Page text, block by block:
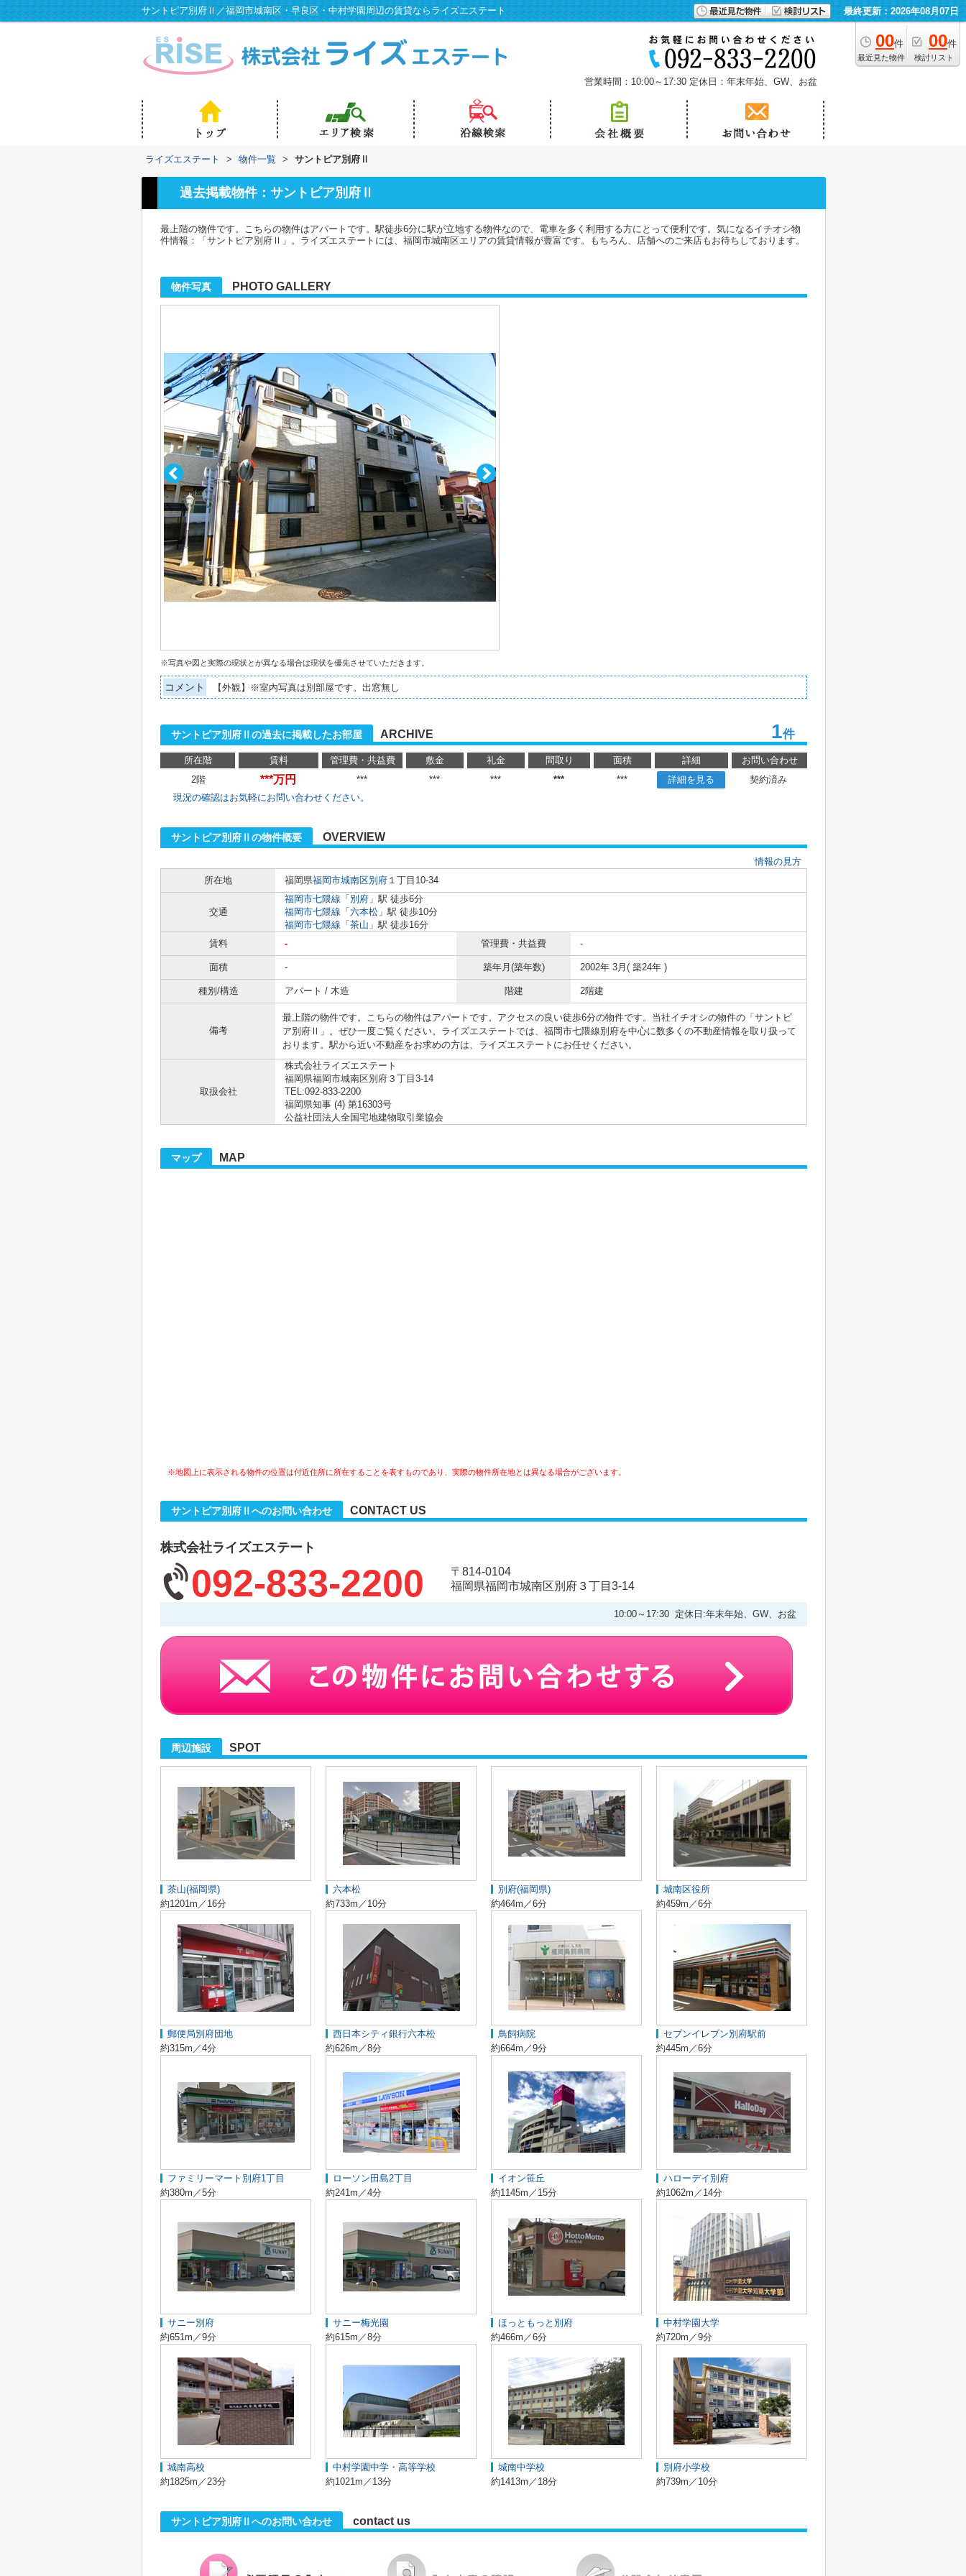
サントピア別府Ⅱ／福岡市城南区・早良区・中村学園周辺の賃貸ならライズエステート 最終更新：2026年08月07日
00件
最近見た物件
00件
検討リスト
営業時間：10:00～17:30 定休日：年末年始、GW、お盆
ライズエステート > 物件一覧 > サントピア別府Ⅱ
過去掲載物件：サントピア別府Ⅱ
最上階の物件です。こちらの物件はアパートです。駅徒歩6分に駅が立地する物件なので、電車を多く利用する方にとって便利です。気になるイチオシ物
件情報：「サントピア別府Ⅱ」。ライズエステートには、福岡市城南区エリアの賃貸情報が豊富です。もちろん、店舗へのご来店もお待ちしております。
物件写真 PHOTO GALLERY
※写真や図と実際の現状とが異なる場合は現状を優先させていただきます。
コメント 【外観】※室内写真は別部屋です。出窓無し
サントピア別府Ⅱの過去に掲載したお部屋 ARCHIVE 1件
所在階 賃料 管理費・共益費 敷金 礼金 間取り 面積 詳細
お問い合わせ
2階
***万円 *** *** *** *** *** 詳細を見る
契約済み
現況の確認はお気軽にお問い合わせください。
サントピア別府Ⅱの物件概要 OVERVIEW
情報の見方
所在地
福岡県福岡市城南区別府 １丁目10-34
交通
福岡市七隈線 「 別府 」駅 徒歩6分
福岡市七隈線 「 六本松 」駅 徒歩10分
福岡市七隈線 「 茶山 」駅 徒歩16分
賃料
- 管理費・共益費 -
面積 - 築年月(築年数) 2002年 3月( 築24年 )
種別/構造 アパート / 木造 階建 2階建
備考
最上階の物件です。こちらの物件はアパートです。アクセスの良い徒歩6分の物件です。当社イチオシの物件の「サントピ
ア別府Ⅱ」。ぜひ一度ご覧ください。ライズエステートでは、福岡市七隈線別府を中心に数多くの不動産情報を取り扱って
おります。駅から近い不動産をお求めの方は、ライズエステートにお任せください。
取扱会社
株式会社ライズエステート
福岡県福岡市城南区別府３丁目3-14
TEL:092-833-2200
福岡県知事 (4) 第16303号
公益社団法人全国宅地建物取引業協会
マップ MAP
※地図上に表示される物件の位置は付近住所に所在することを表すものであり、実際の物件所在地とは異なる場合がございます。
サントピア別府Ⅱへのお問い合わせ CONTACT US
株式会社ライズエステート
092-833-2200
〒814-0104
福岡県福岡市城南区別府３丁目3-14
10:00～17:30 定休日:年末年始、GW、お盆
周辺施設 SPOT
茶山(福岡県)
約1201m／16分
六本松
約733m／10分
別府(福岡県)
約464m／6分
城南区役所
約459m／6分
郵便局別府団地
約315m／4分
西日本シティ銀行六本松
約626m／8分
鳥飼病院
約664m／9分
セブンイレブン別府駅前
約445m／6分
ファミリーマート別府1丁目
約380m／5分
ローソン田島2丁目
約241m／4分
イオン笹丘
約1145m／15分
ハローデイ別府
約1062m／14分
サニー別府
約651m／9分
サニー梅光園
約615m／8分
ほっともっと別府
約466m／6分
中村学園大学
約720m／9分
城南高校
約1825m／23分
中村学園中学・高等学校
約1021m／13分
城南中学校
約1413m／18分
別府小学校
約739m／10分
サントピア別府Ⅱへのお問い合わせ contact us